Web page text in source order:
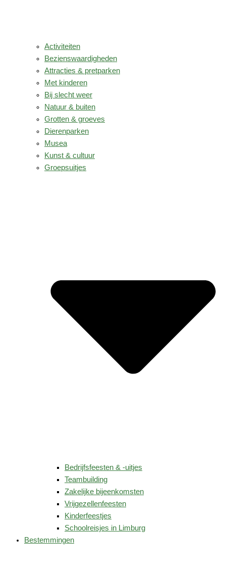
Activiteiten
Bezienswaardigheden
Attracties & pretparken
Met kinderen
Bij slecht weer
Natuur & buiten
Grotten & groeves
Dierenparken
Musea
Kunst & cultuur
Groepsuitjes
Bedrijfsfeesten & -uitjes
Teambuilding
Zakelijke bijeenkomsten
Vrijgezellenfeesten
Kinderfeestjes
Schoolreisjes in Limburg
Bestemmingen